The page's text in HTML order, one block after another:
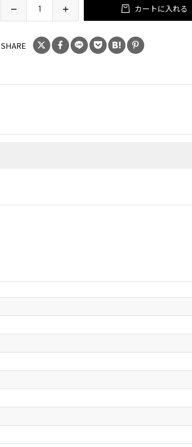
カートに入れる
SHARE